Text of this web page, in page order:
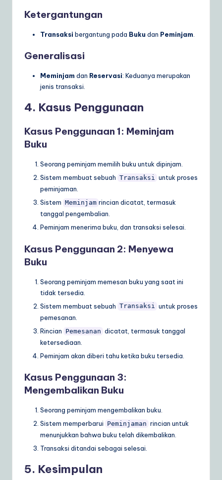
Ketergantungan
Transaksi bergantung pada Buku dan Peminjam
Generalisasi
Meminjam dan Reservasi: Keduanya merupakan
jenis transaksi.
4. Kasus Penggunaan
Kasus Penggunaan 1: Meminjam
Buku
Seorang peminjam memilih buku untuk dipinjam.
Sistem membuat sebuah Transaksi untuk proses
peminjaman.
Sistem Meminjam rincian dicatat, termasuk
tanggal pengembalian.
Peminjam menerima buku, dan transaksi selesai.
Kasus Penggunaan 2: Menyewa
Buku
Seorang peminjam memesan buku yang saat ini
tidak tersedia.
Sistem membuat sebuah Transaksi untuk proses
pemesanan.
Rincian Pemesanan dicatat, termasuk tanggal
ketersediaan.
Peminjam akan diberi tahu ketika buku tersedia.
Kasus Penggunaan 3:
Mengembalikan Buku
Seorang peminjam mengembalikan buku.
Sistem memperbarui Peminjaman rincian untuk
menunjukkan bahwa buku telah dikembalikan.
Transaksi ditandai sebagai selesai.
5. Kesimpulan